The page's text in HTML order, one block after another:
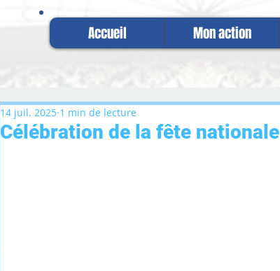
Accueil Mon action
Célébration de la fête nationale
14 juil. 2025 1 min de lecture